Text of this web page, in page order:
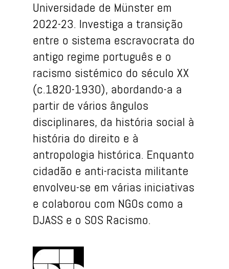
Universidade de Münster em
2022-23. Investiga a transição
entre o sistema escravocrata do
antigo regime português e o
racismo sistémico do século XX
(c.1820-1930), abordando-a a
partir de vários ângulos
disciplinares, da história social à
história do direito e à
antropologia histórica. Enquanto
cidadão e anti-racista militante
envolveu-se em várias iniciativas
e colaborou com NGOs como a
DJASS e o SOS Racismo.